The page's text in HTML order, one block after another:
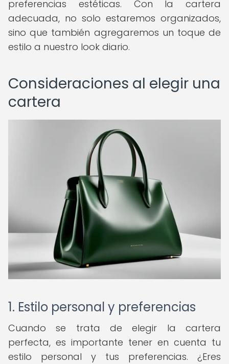
preferencias estéticas. Con la cartera
adecuada, no solo estaremos organizados,
sino que también agregaremos un toque de
estilo a nuestro look diario.
Consideraciones al elegir una
cartera
1. Estilo personal y preferencias
Cuando se trata de elegir la cartera
perfecta, es importante tener en cuenta tu
estilo personal y tus preferencias. ¿Eres